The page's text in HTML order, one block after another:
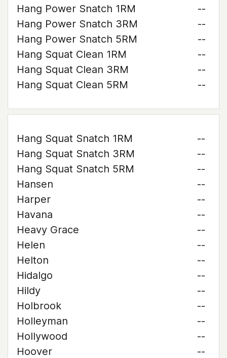
Hang Power Snatch 1RM
--
Hang Power Snatch 3RM
--
Hang Power Snatch 5RM
--
Hang Squat Clean 1RM
--
Hang Squat Clean 3RM
--
Hang Squat Clean 5RM
--
Hang Squat Snatch 1RM
--
Hang Squat Snatch 3RM
--
Hang Squat Snatch 5RM
--
Hansen
--
Harper
--
Havana
--
Heavy Grace
--
Helen
--
Helton
--
Hidalgo
--
Hildy
--
Holbrook
--
Holleyman
--
Hollywood
--
Hoover
--